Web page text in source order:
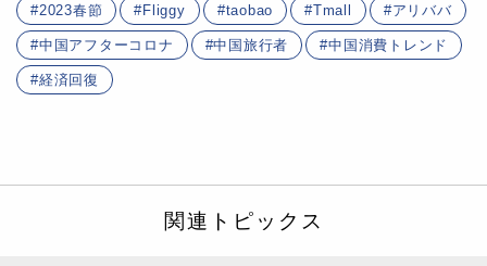
2023春節 Fliggy taobao Tmall アリババ
中国アフターコロナ 中国旅行者 中国消費トレンド
経済回復
関連トピックス